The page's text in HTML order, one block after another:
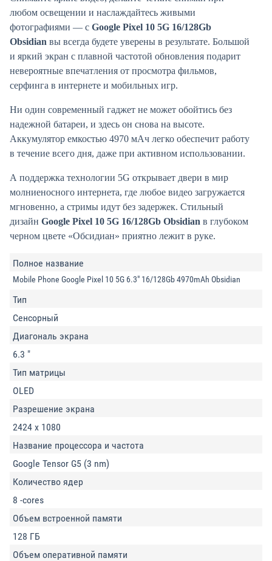
любом освещении и наслаждайтесь живыми
фотографиями — с Google Pixel 10 5G 16/128Gb
Obsidian вы всегда будете уверены в результате. Большой
и яркий экран с плавной частотой обновления подарит
невероятные впечатления от просмотра фильмов,
серфинга в интернете и мобильных игр.
Ни один современный гаджет не может обойтись без
надежной батареи, и здесь он снова на высоте.
Аккумулятор емкостью 4970 мАч легко обеспечит работу
в течение всего дня, даже при активном использовании.
А поддержка технологии 5G открывает двери в мир
молниеносного интернета, где любое видео загружается
мгновенно, а стримы идут без задержек. Стильный
дизайн Google Pixel 10 5G 16/128Gb Obsidian в глубоком
черном цвете «Обсидиан» приятно лежит в руке.
Полное название
Mobile Phone Google Pixel 10 5G 6.3" 16/128Gb 4970mAh Obsidian
Тип
Сенсорный
Диагональ экрана
6.3 "
Тип матрицы
OLED
Разрешение экрана
2424 x 1080
Название процессора и частота
Google Tensor G5 (3 nm)
Количество ядер
8 -cores
Объем встроенной памяти
128 ГБ
Объем оперативной памяти